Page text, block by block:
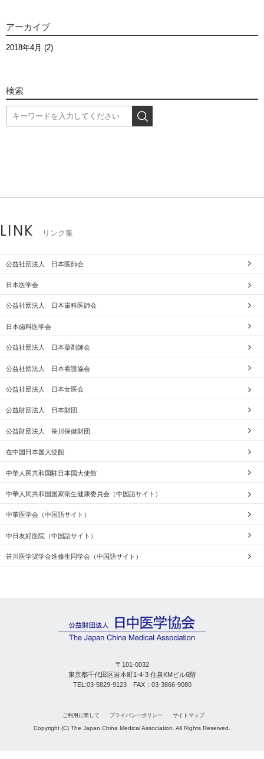
アーカイブ
2018年4月 (2)
検索
LINK リンク集
公益社団法人 日本医師会
日本医学会
公益社団法人 日本歯科医師会
日本歯科医学会
公益社団法人 日本薬剤師会
公益社団法人 日本看護協会
公益社団法人 日本女医会
公益財団法人 日本財団
公益財団法人 笹川保健財団
在中国日本国大使館
中華人民共和国駐日本国大使館
中華人民共和国国家衛生健康委員会（中国語サイト）
中華医学会（中国語サイト）
中日友好医院（中国語サイト）
笹川医学奨学金進修生同学会（中国語サイト）
〒101-0032
東京都千代田区岩本町1-4-3 住泉KMビル6階
TEL:03-5829-9123 FAX：03-3866-9080
ご利用に際して プライバシーポリシー サイトマップ
Copyright (C) The Japan China Medical Association. All Rights Reserved.